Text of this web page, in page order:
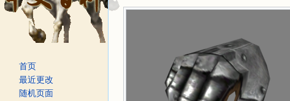
首页
最近更改
随机页面